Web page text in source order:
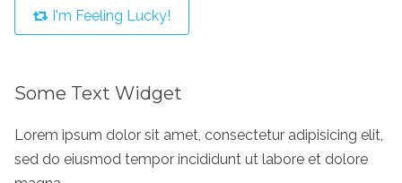
I'm Feeling Lucky!
Some Text Widget
Lorem ipsum dolor sit amet, consectetur adipisicing elit,
sed do eiusmod tempor incididunt ut labore et dolore